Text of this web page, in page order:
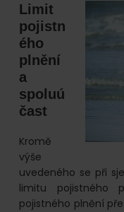
Limit
pojistn
ého
plnění
a
spoluú
čast
Kromě
výše
uvedeného se při
limitu pojistného
pojistného plnění